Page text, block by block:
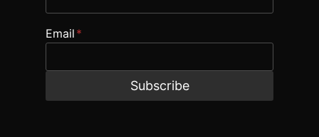
Email *
Subscribe